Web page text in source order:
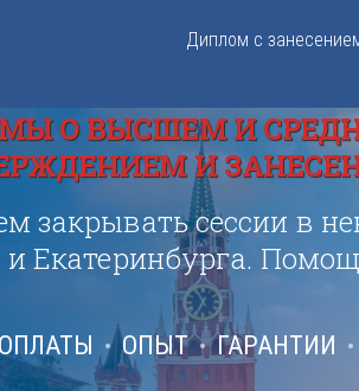
Диплом с
О ВЫСШЕМ И
И
закрывать сессии в
и Екатеринбурга.
ОПЫТ ГАРАНТИИ